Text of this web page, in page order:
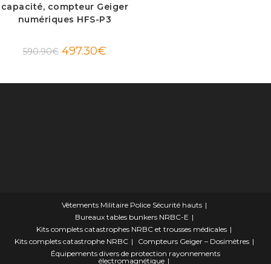
capacité, compteur Geiger
numériques HFS-P3
590.90€ Le
prix
590.90€.
497.30€
497.30€.
Vêtements Militaire Police Sécurité hauts
Bureaux tables bunkers NRBC-E
Kits complets catastrophes NRBC et trousses médicales
Kits complets catastrophe NRBC
Compteurs Geiger – Dosimètres
Équipements divers de protection rayonnements
électromagnétique